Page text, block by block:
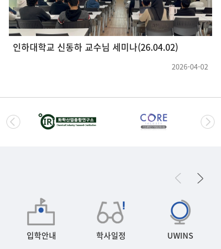
인하대학교 신동하 교수님 세미나(26.04.02)
2026-04-02
입학안내 학사일정 UWINS